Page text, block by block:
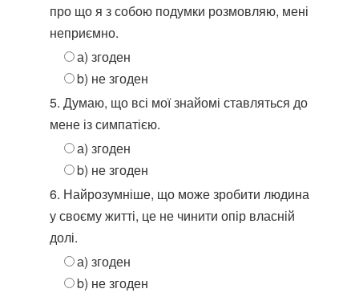
про що я з собою подумки розмовляю, мені
неприємно.
а) згоден
b) не згоден
5. Думаю, що всі мої знайомі ставляться до
мене із симпатією.
а) згоден
b) не згоден
6. Найрозумніше, що може зробити людина
у своєму житті, це не чинити опір власній
долі.
а) згоден
b) не згоден